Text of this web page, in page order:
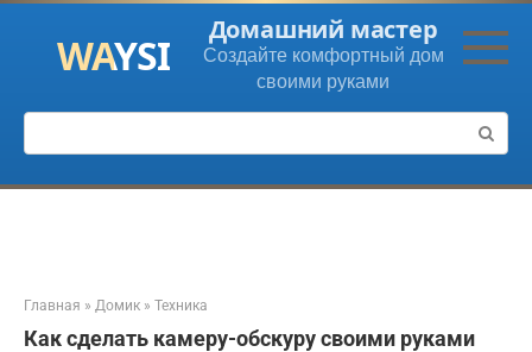
Перейти
контенту
Домашний мастер
Создайте комфортный дом
своими руками
Поиск:
Главная » Домик » Техника
Как сделать камеру-обскуру своими руками